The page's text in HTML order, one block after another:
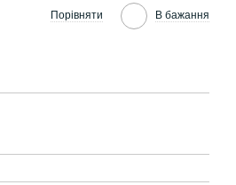
Порівняти В бажання